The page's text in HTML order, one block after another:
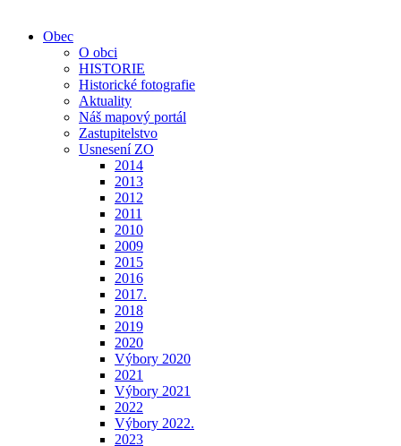
Obec
O obci
HISTORIE
Historické fotografie
Aktuality
Náš mapový portál
Zastupitelstvo
Usnesení ZO
2014
2013
2012
2011
2010
2009
2015
2016
2017.
2018
2019
2020
Výbory 2020
2021
Výbory 2021
2022
Výbory 2022.
2023